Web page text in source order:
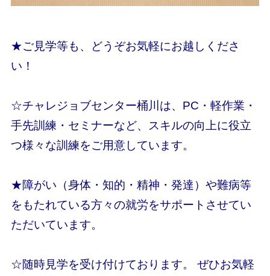
★ご見学等も、どうぞお気軽にお越しくださ
い！
☆チャレジョブセンター桶川は、PC・軽作業・
手先訓練・セミナーなど、スキルの向上に役立
つ様々な訓練をご用意しています。
★障がい（身体・知的・精神・発達）や難病等
をもたれている方々の就労をサポートさせてい
ただいています。
☆随時見学を受け付けております。 ぜひお気軽